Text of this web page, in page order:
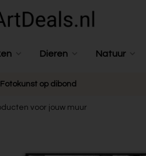
Dieren Natuur
Fotokunst op dibond
voor jouw muur